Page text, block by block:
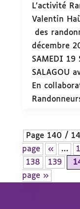
L’activité
Valentin
des
décembre
SAMEDI 19
SALAGOU
En
Page 140 /
page
« …
138
139
page »